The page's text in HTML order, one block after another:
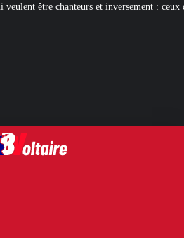
ceux qui réussissent et les autres